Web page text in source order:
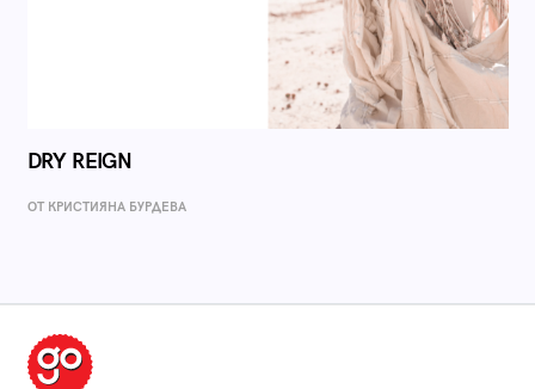
DRY REIGN
ОТ КРИСТИЯНА БУРДЕВА